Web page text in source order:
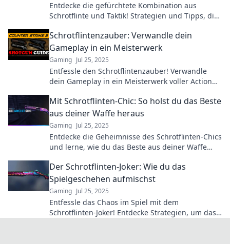
Entdecke die gefürchtete Kombination aus
Schrotflinte und Taktik! Strategien und Tipps, die
verschaffen.
Schrotflintenzauber: Verwandle dein
Gameplay in ein Meisterwerk
Gaming Jul 25, 2025
Entfessle den Schrotflintenzauber! Verwandle
dein Gameplay in ein Meisterwerk voller Action
Mit Schrotflinten-Chic: So holst du das Beste
aus deiner Waffe heraus
Gaming Jul 25, 2025
Entdecke die Geheimnisse des Schrotflinten-Chics
und lerne, wie du das Beste aus deiner Waffe
Der Schrotflinten-Joker: Wie du das
Spielgeschehen aufmischst
Gaming Jul 25, 2025
Entfessle das Chaos im Spiel mit dem
Schrotflinten-Joker! Entdecke Strategien, um das